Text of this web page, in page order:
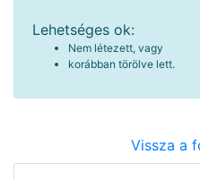
Lehetséges ok:
Nem létezett, vagy
korábban törölve lett.
Vissza a